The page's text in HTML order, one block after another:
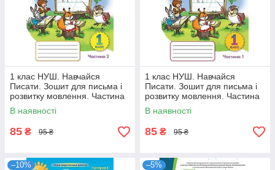
1 клас НУШ. Навчайся
Писати. Зошит для письма і
розвитку мовлення. Частина
2. (Пономарьова К.І.), Оріон
В наявності
85 ₴ 95 ₴
1 клас НУШ. Навчайся
Писати. Зошит для письма і
розвитку мовлення. Частина
1. (Пономарьова К.І.), Оріон
В наявності
85 ₴ 95 ₴
–10% –5%